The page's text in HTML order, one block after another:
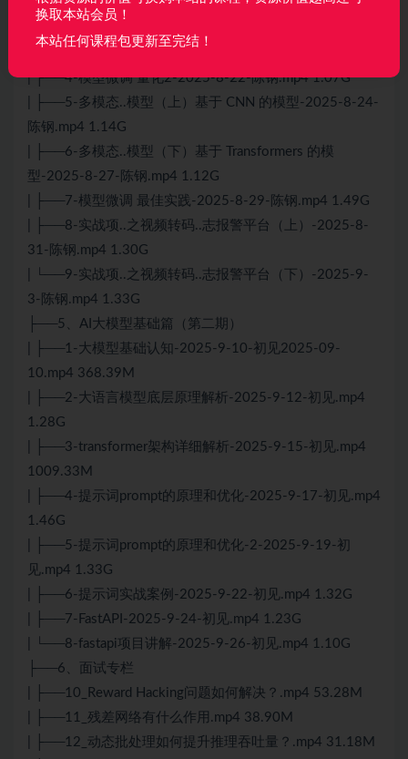
1.27G
| ├──4-模型微调 量化2-2025-8-22-陈钢.mp4 1.07G
| ├──5-多模态..模型（上）基于 CNN 的模型-2025-8-24-
陈钢.mp4 1.14G
| ├──6-多模态..模型（下）基于 Transformers 的模
型-2025-8-27-陈钢.mp4 1.12G
| ├──7-模型微调 最佳实践-2025-8-29-陈钢.mp4 1.49G
| ├──8-实战项..之视频转码..志报警平台（上）-2025-8-
31-陈钢.mp4 1.30G
| └──9-实战项..之视频转码..志报警平台（下）-2025-9-
3-陈钢.mp4 1.33G
├──5、AI大模型基础篇（第二期）
| ├──1-大模型基础认知-2025-9-10-初见2025-09-
10.mp4 368.39M
| ├──2-大语言模型底层原理解析-2025-9-12-初见.mp4
1.28G
| ├──3-transformer架构详细解析-2025-9-15-初见.mp4
1009.33M
| ├──4-提示词prompt的原理和优化-2025-9-17-初见.mp4
1.46G
| ├──5-提示词prompt的原理和优化-2-2025-9-19-初
见.mp4 1.33G
| ├──6-提示词实战案例-2025-9-22-初见.mp4 1.32G
| ├──7-FastAPI-2025-9-24-初见.mp4 1.23G
| └──8-fastapi项目讲解-2025-9-26-初见.mp4 1.10G
├──6、面试专栏
| ├──10_Reward Hacking问题如何解决？.mp4 53.28M
| ├──11_残差网络有什么作用.mp4 38.90M
| ├──12_动态批处理如何提升推理吞吐量？.mp4 31.18M
换取本站会员！
本站任何课程包更新至完结！